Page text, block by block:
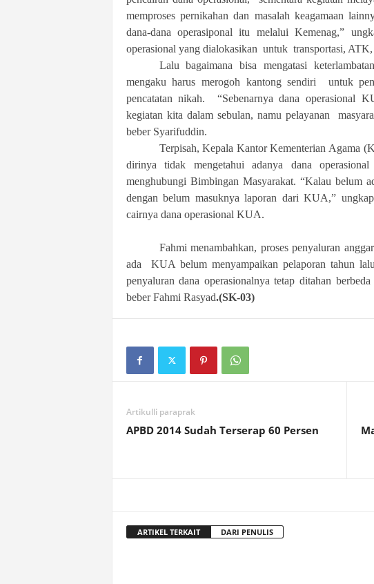
memproses pernikahan dan masalah keagamaan
dana-dana operasiponal itu melalui Kemenag,”
operasional yang dialokasikan untuk transportasi,
Lalu bagaimana bisa mengatasi
mengaku harus merogoh kantong sendiri untuk
pencatatan nikah. “Sebenarnya dana operasional
kegiatan kita dalam sebulan, namu pelayanan
beber Syarifuddin.
Terpisah, Kepala Kantor Kementerian Agama
dirinya tidak mengetahui adanya dana
menghubungi Bimbingan Masyarakat. “Kalau belum
dengan belum masuknya laporan dari KUA,”
cairnya dana operasional KUA.
Fahmi menambahkan, proses penyaluran
ada KUA belum menyampaikan pelaporan tahun
penyaluran dana operasionalnya tetap ditahan
beber Fahmi Rasyad.(SK-03)
Artikulli paraprak
APBD 2014 Sudah Terserap 60 Persen
ARTIKEL TERKAIT DARI PENULIS